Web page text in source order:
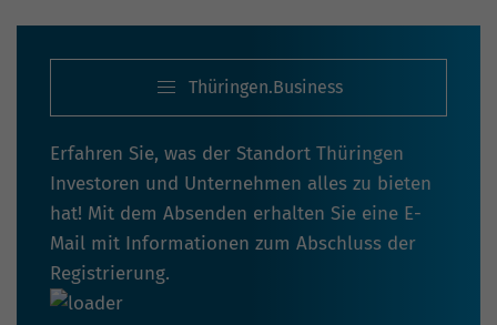
Thüringen.Business
Erfahren Sie, was der Standort Thüringen
Investoren und Unternehmen alles zu bieten
hat! Mit dem Absenden erhalten Sie eine E-
Mail mit Informationen zum Abschluss der
Registrierung.